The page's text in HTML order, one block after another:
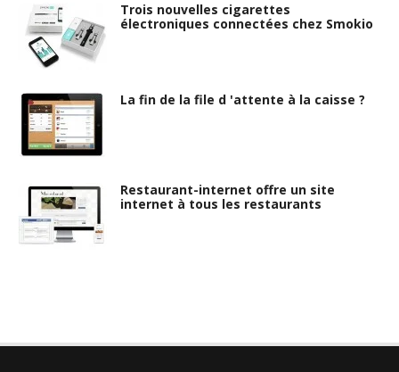
Trois nouvelles cigarettes
électroniques connectées chez Smokio
La fin de la file d 'attente à la caisse ?
Restaurant-internet offre un site
internet à tous les restaurants